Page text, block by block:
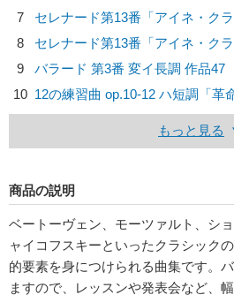
7
セレナード第13番「アイネ・ク
8
セレナード第13番「アイネ・ク
9
バラード 第3番 変イ長調 作品47
10 12の練習曲 op.10-12 ハ短調「革
もっと見る
商品の説明
ベートーヴェン、モーツァルト、シ
ャイコフスキーといったクラシック
的要素を身につけられる曲集です。
ますので、レッスンや発表会など、